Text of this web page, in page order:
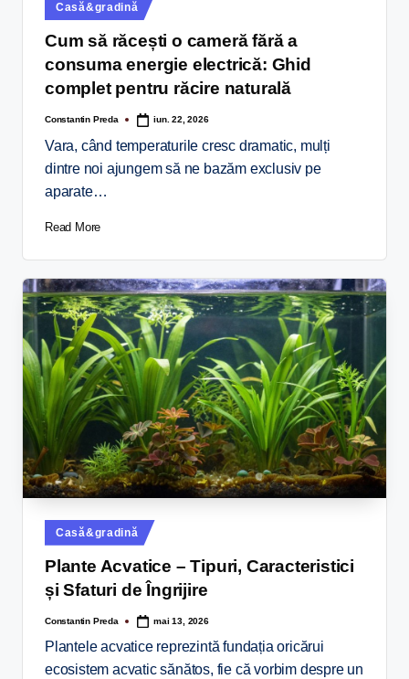
Casă&gradină
Cum să răcești o cameră fără a
consuma energie electrică: Ghid
complet pentru răcire naturală
Constantin Preda iun. 22, 2026
Vara, când temperaturile cresc dramatic, mulți
dintre noi ajungem să ne bazăm exclusiv pe
aparate…
Read More
Casă&gradină
Plante Acvatice – Tipuri, Caracteristici
și Sfaturi de Îngrijire
Constantin Preda mai 13, 2026
Plantele acvatice reprezintă fundația oricărui
ecosistem acvatic sănătos, fie că vorbim despre un